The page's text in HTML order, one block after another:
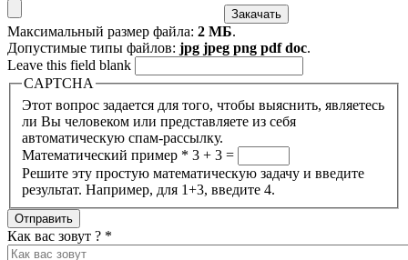
Максимальный размер файла: 2 МБ.
Допустимые типы файлов: jpg jpeg png pdf doc.
Leave this field blank
CAPTCHA
Этот вопрос задается для того, чтобы выяснить, являетесь
ли Вы человеком или представляете из себя
автоматическую спам-рассылку.
Математический пример * 3 + 3 =
Решите эту простую математическую задачу и введите
результат. Например, для 1+3, введите 4.
Как вас зовут ? *